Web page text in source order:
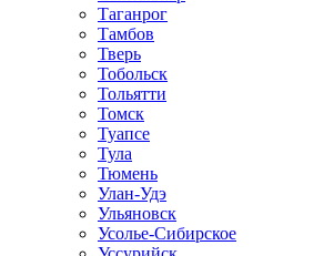
Таганрог
Тамбов
Тверь
Тобольск
Тольятти
Томск
Туапсе
Тула
Тюмень
Улан-Удэ
Ульяновск
Усолье-Сибирское